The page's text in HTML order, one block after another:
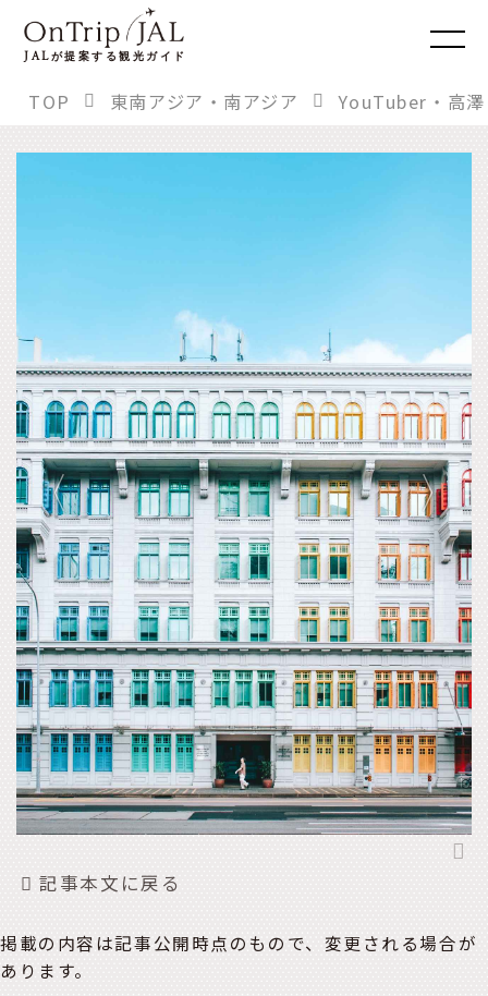
JALが提案する観光ガイド
TOP 東南アジア・南アジア
記事本文に戻る
掲載の内容は記事公開時点のもので、変更される場合が
あります。